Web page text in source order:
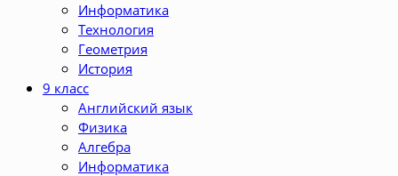
Информатика
Технология
Геометрия
История
9 класс
Английский язык
Физика
Алгебра
Информатика